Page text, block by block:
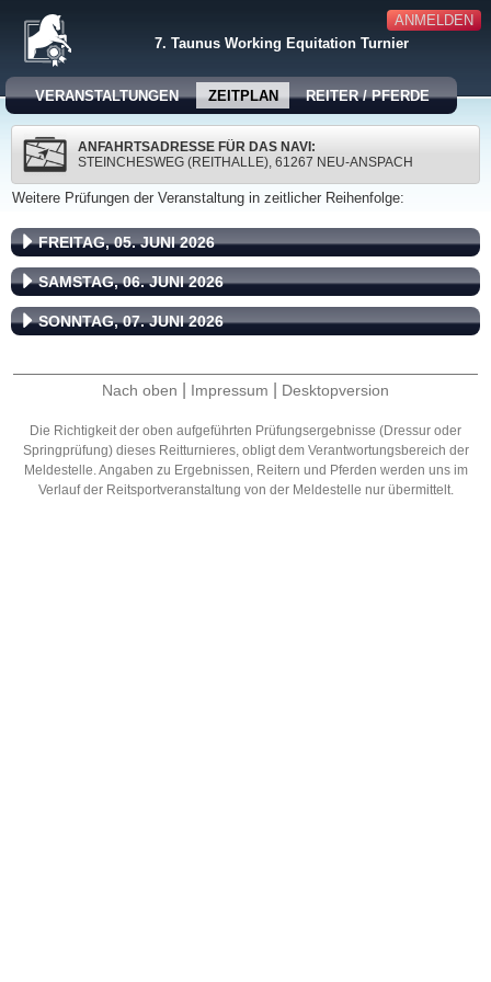
ANMELDEN
7. Taunus Working Equitation Turnier
VERANSTALTUNGEN ZEITPLAN REITER / PFERDE
ANFAHRTSADRESSE FÜR DAS NAVI:
STEINCHESWEG (REITHALLE), 61267 NEU-ANSPACH
Weitere Prüfungen der Veranstaltung in zeitlicher Reihenfolge:
FREITAG, 05. JUNI 2026
SAMSTAG, 06. JUNI 2026
SONNTAG, 07. JUNI 2026
Nach oben Impressum Desktopversion
Die Richtigkeit der oben aufgeführten Prüfungsergebnisse (Dressur oder
Springprüfung) dieses Reitturnieres, obligt dem Verantwortungsbereich der
Meldestelle. Angaben zu Ergebnissen, Reitern und Pferden werden uns im
Verlauf der Reitsportveranstaltung von der Meldestelle nur übermittelt.